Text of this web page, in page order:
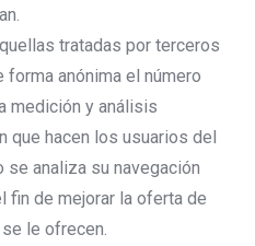
tratadas por terceros
anónima el número
medición y análisis
que hacen los usuarios del
analiza su navegación
fin de mejorar la oferta de
le ofrecen.